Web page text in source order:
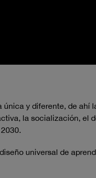
y diferente, de
la socialización, el
universal de